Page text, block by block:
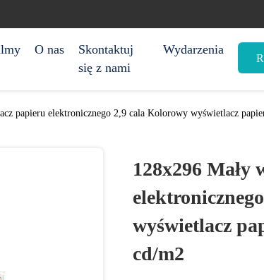
O nas
Skontaktuj
się z nami
Wydarzenia
papieru elektronicznego 2,9 cala Kolorowy wyświetlacz
128x296 Mały
wyświetlacz
cd/m2